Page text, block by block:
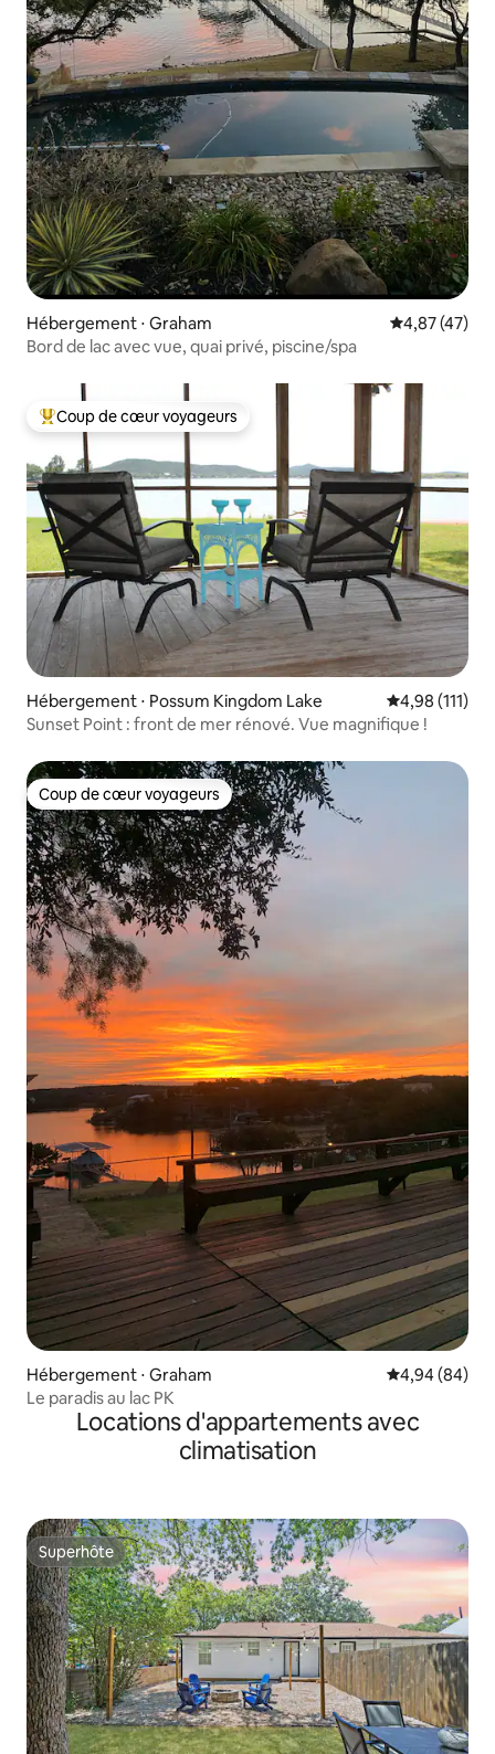
Hébergement ⋅ Graham Évaluation
4,87 (47)
Bord de lac avec vue, quai privé, piscine/spa
Coups de cœur voyageurs les plus appréciés
Coup de cœur voyageurs
Hébergement ⋅ Possum Kingdom Lake Évaluation
4,98 (111)
Sunset Point : front de mer rénové. Vue magnifique !
Coup de cœur voyageurs
Coup de cœur voyageurs
Hébergement ⋅ Graham Évaluation
4,94 (84)
Le paradis au lac PK
Locations d'appartements avec
climatisation
Superhôte
Superhôte